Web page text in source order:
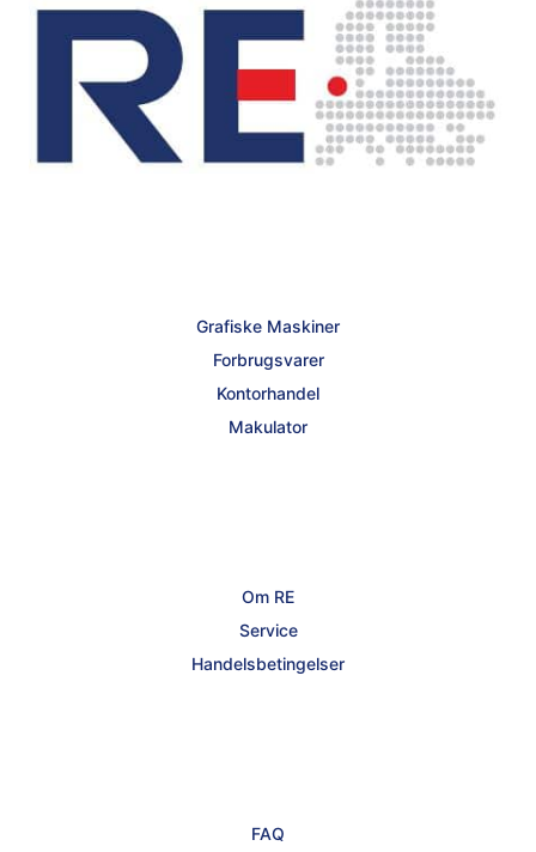
Grafiske Maskiner
Forbrugsvarer
Kontorhandel
Makulator
Om RE
Service
Handelsbetingelser
FAQ